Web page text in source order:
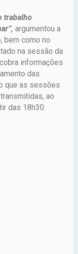
trabalho
argumentou a
bem como no
na sessão da
informações
das
que as sessões
ao
das 18h30.